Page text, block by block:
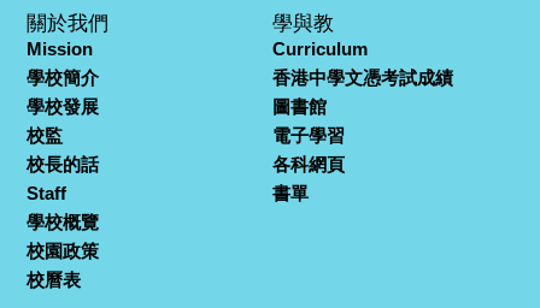
關於我們
Mission
學校簡介
學校發展
校監
校長的話
Staff
學校概覽
校園政策
校曆表
學與教
Curriculum
香港中學文憑考試成績
圖書館
電子學習
各科網頁
書單